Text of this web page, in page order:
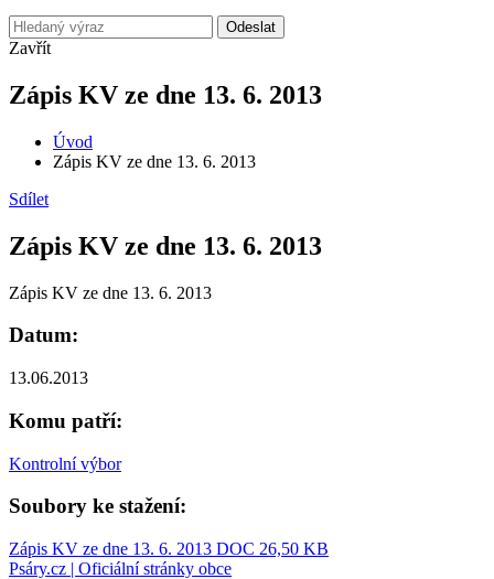
Odeslat
Zavřít
Zápis KV ze dne 13. 6. 2013
Úvod
Zápis KV ze dne 13. 6. 2013
Sdílet
Zápis KV ze dne 13. 6. 2013
Zápis KV ze dne 13. 6. 2013
Datum:
13.06.2013
Komu patří:
Kontrolní výbor
Soubory ke stažení:
Zápis KV ze dne 13. 6. 2013 DOC 26,50 KB
Psáry.cz | Oficiální stránky obce